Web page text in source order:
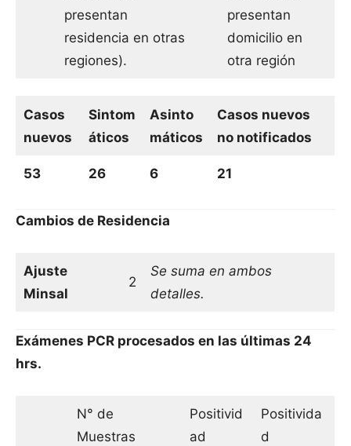
presentan
residencia en otras
regiones).
presentan
domicilio en
otra región
Casos
nuevos
Sintom
áticos
Asinto
máticos
Casos nuevos
no notificados
53 26 6 21
Cambios de Residencia
Ajuste
Minsal
2
Se suma en ambos
detalles.
Exámenes PCR procesados en las últimas 24
hrs.
N° de
Muestras
Positivid
ad
Positivida
d